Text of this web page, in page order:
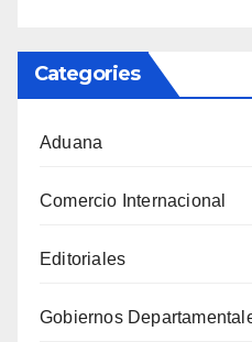
Categories
Aduana
Comercio Internacional
Editoriales
Gobiernos